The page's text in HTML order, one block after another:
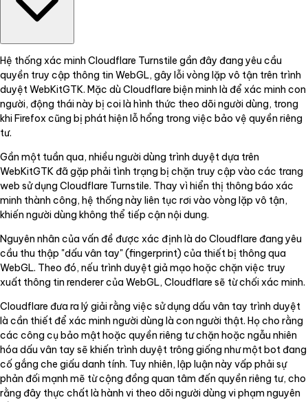
Hệ thống xác minh Cloudflare Turnstile gần đây đang yêu cầu
quyền truy cập thông tin WebGL, gây lỗi vòng lặp vô tận trên trình
duyệt WebKitGTK. Mặc dù Cloudflare biện minh là để xác minh con
người, động thái này bị coi là hình thức theo dõi người dùng, trong
khi Firefox cũng bị phát hiện lỗ hổng trong việc bảo vệ quyền riêng
tư.
Gần một tuần qua, nhiều người dùng trình duyệt dựa trên
WebKitGTK đã gặp phải tình trạng bị chặn truy cập vào các trang
web sử dụng Cloudflare Turnstile. Thay vì hiển thị thông báo xác
minh thành công, hệ thống này liên tục rơi vào vòng lặp vô tận,
khiến người dùng không thể tiếp cận nội dung.
Nguyên nhân của vấn đề được xác định là do Cloudflare đang yêu
cầu thu thập "dấu vân tay" (fingerprint) của thiết bị thông qua
WebGL. Theo đó, nếu trình duyệt giả mạo hoặc chặn việc truy
xuất thông tin renderer của WebGL, Cloudflare sẽ từ chối xác minh.
Cloudflare đưa ra lý giải rằng việc sử dụng dấu vân tay trình duyệt
là cần thiết để xác minh người dùng là con người thật. Họ cho rằng
các công cụ bảo mật hoặc quyền riêng tư chặn hoặc ngẫu nhiên
hóa dấu vân tay sẽ khiến trình duyệt trông giống như một bot đang
cố gắng che giấu danh tính. Tuy nhiên, lập luận này vấp phải sự
phản đối mạnh mẽ từ cộng đồng quan tâm đến quyền riêng tư, cho
rằng đây thực chất là hành vi theo dõi người dùng vi phạm nguyên